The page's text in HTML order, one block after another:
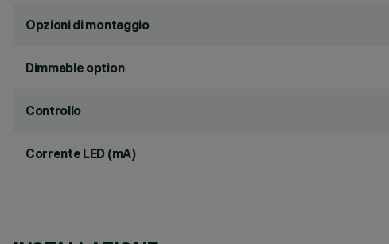
Opzioni di montaggio
Dimmable option
Controllo
Corrente LED (mA)